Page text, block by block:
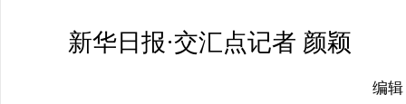
新华日报·交汇点记者 颜颖
编